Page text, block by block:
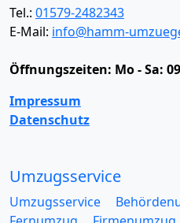
Tel.: 01579-2482343
E-Mail: info@hamm-
Öffnungszeiten: Mo - Sa:
Impressum
Datenschutz
Umzugsservice
Umzugsservice